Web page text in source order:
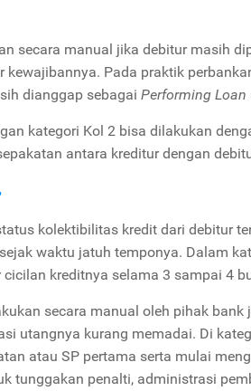
secara manual jika debitur masih
Pada praktik
dianggap sebagai Performing Loan
kategori Kol 2 bisa dilakukan
antara kreditur dengan
kolektibilitas kredit dari debitur
waktu jatuh temponya. Dalam
kreditnya selama 3 sampai 4
secara manual oleh pihak
utangnya kurang memadai. Di
atau SP pertama serta mulai
tunggakan penalti, administrasi